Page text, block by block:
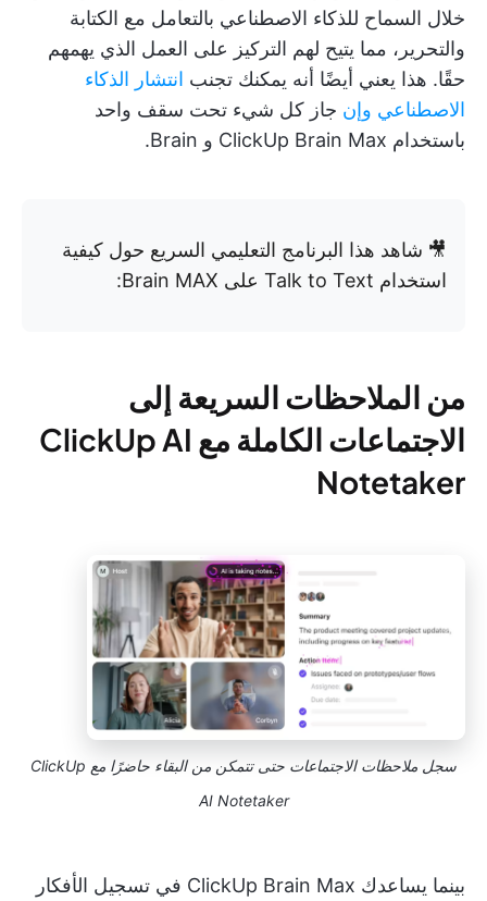
خلال السماح للذكاء الاصطناعي بالتعامل مع الكتابة
والتحرير، مما يتيح لهم التركيز على العمل الذي يهمهم
حقًا. هذا يعني أيضًا أنه يمكنك تجنب انتشار الذكاء
الاصطناعي وإن جاز كل شيء تحت سقف واحد
باستخدام ClickUp Brain Max و Brain.
🎥 شاهد هذا البرنامج التعليمي السريع حول كيفية
استخدام Talk to Text على Brain MAX:
من الملاحظات السريعة إلى
الاجتماعات الكاملة مع ClickUp AI
Notetaker
سجل ملاحظات الاجتماعات حتى تتمكن من البقاء حاضرًا مع ClickUp
AI Notetaker
بينما يساعدك ClickUp Brain Max في تسجيل الأفكار